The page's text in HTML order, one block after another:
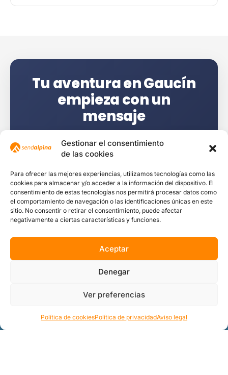
Gestionar el consentimiento
de las cookies
Para ofrecer las mejores experiencias, utilizamos tecnologías como las
cookies para almacenar y/o acceder a la información del dispositivo. El
consentimiento de estas tecnologías nos permitirá procesar datos como
el comportamiento de navegación o las identificaciones únicas en este
sitio. No consentir o retirar el consentimiento, puede afectar
negativamente a ciertas características y funciones.
Aceptar
Denegar
Ver preferencias
Política de cookiesPolítica de privacidadAviso legal
Tu aventura en Gaucín
empieza con un
mensaje
Plazas limitadas por nuestro formato de
grupos reducidos. Escríbenos y reserva tu
profesionalidad que nos define.
Reservar por WhatsApp
Contactar de otra forma
¡Escríbenos!